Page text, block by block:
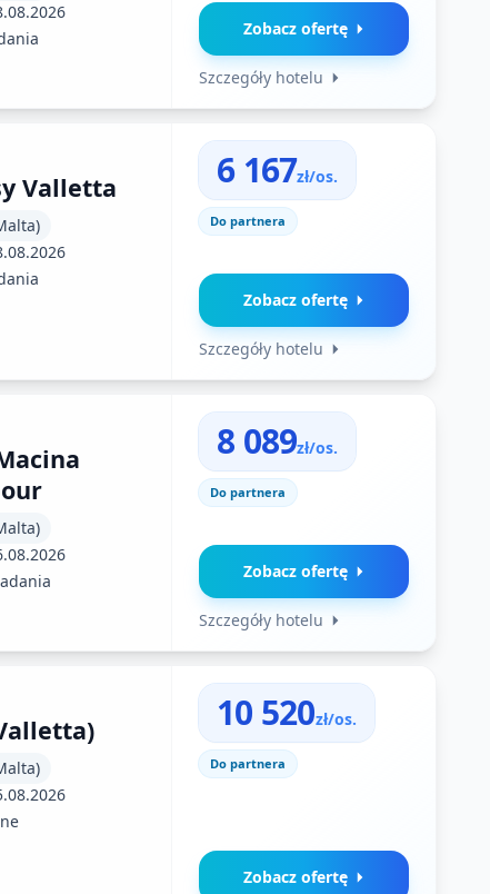
Zobacz ofertę
Szczegóły hotelu
Valletta 6 167zł/os.
Do partnera
Zobacz ofertę
Szczegóły hotelu
8 089zł/os.
Do partnera
Zobacz ofertę
Szczegóły hotelu
10 520zł/os.
Do partnera
Zobacz ofertę